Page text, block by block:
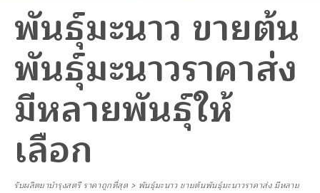
พันธุ์มะนาว ขายต้น
พันธุ์มะนาวราคาส่ง
มีหลายพันธุ์ให้
เลือก
รับผลิตยาบำรุงสตรี ราคาถูกที่สุด > พันธุ์มะนาว ขายต้นพันธุ์มะนาวราคาส่ง มีหลาย